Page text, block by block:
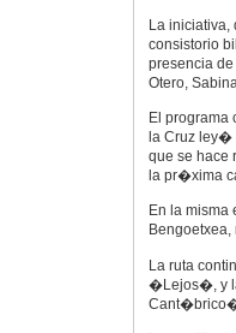
La iniciativa,
consistorio
presencia
Otero,
El
la Cruz ley�
que se hace
la pr�xima
En la
La ruta
�Lejos�, y